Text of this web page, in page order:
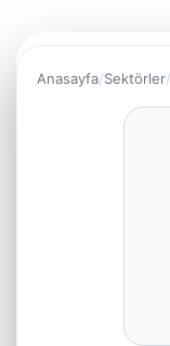
Anasayfa Sektörler